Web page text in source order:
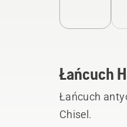
Łańcuch
Łańcuch
Chisel.